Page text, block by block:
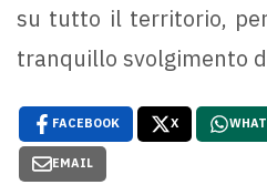
su tutto il territorio,
tranquillo svolgimento
FACEBOOK X
EMAIL